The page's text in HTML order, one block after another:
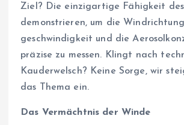
Ziel? Die einzigartige Fähigkeit des
demonstrieren, um die
geschwindigkeit und die
präzise zu messen. Klingt nach
Kauderwelsch? Keine Sorge, wir
das Thema ein.
Das Vermächtnis der Winde